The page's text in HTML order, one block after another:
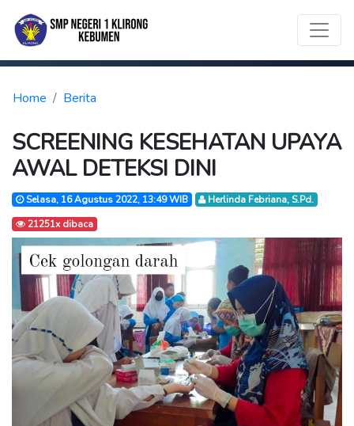
Home Berita
SCREENING KESEHATAN UPAYA
AWAL DETEKSI DINI
Selasa, 16 Agustus 2022, 13:49 WIB
Herlinda Febriana, S.Pd.
21251x dibaca